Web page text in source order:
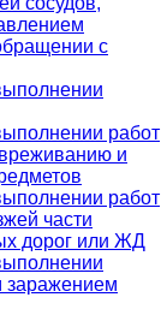
с
работ
и
работ
части
дорог или ЖД
заражением